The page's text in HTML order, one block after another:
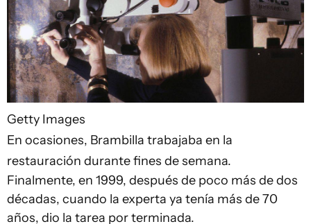
Getty Images
En ocasiones, Brambilla trabajaba en la
restauración durante fines de semana.
Finalmente, en 1999, después de poco más de dos
décadas, cuando la experta ya tenía más de 70
años, dio la tarea por terminada.